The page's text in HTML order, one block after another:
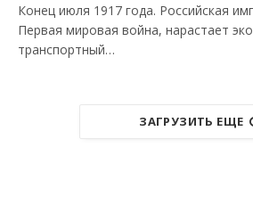
Конец июля 1917 года. Российская
Первая мировая война, нарастает
транспортный…
ЗАГРУЗИТЬ ЕЩЕ